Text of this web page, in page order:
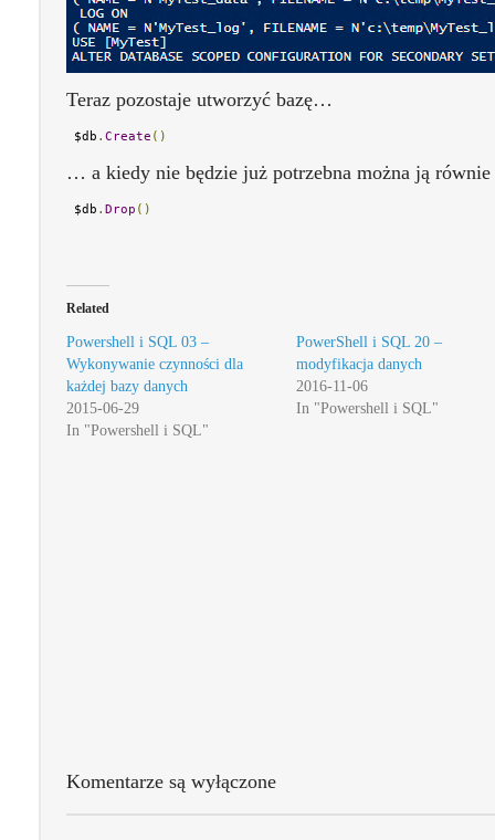
Teraz pozostaje utworzyć bazę…
$db . Create ()
… a kiedy nie będzie już potrzebna można ją równie
$db . Drop ()
Related
Powershell i SQL 03 –
Wykonywanie czynności dla
każdej bazy danych
2015-06-29
In "Powershell i SQL"
PowerShell i SQL 20 –
modyfikacja danych
2016-11-06
In "Powershell i SQL"
Komentarze są wyłączone